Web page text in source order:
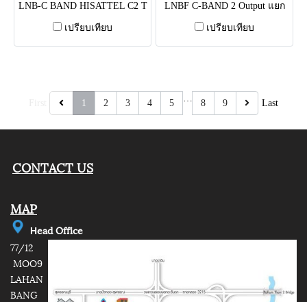
LNB-C BAND HISATTEL C2 T
WIN
เปรียบเทียบ
LNBF C-BAND 2 Output แยก
V/H 13V/18H
เปรียบเทียบ
1 2 3 4 5 … 8 9 Last
CONTACT US
MAP
Head Office
77/12
MOO9
LAHAN
BANG